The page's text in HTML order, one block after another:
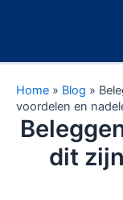
inhoud
Home » Blog »
voordelen en
dit